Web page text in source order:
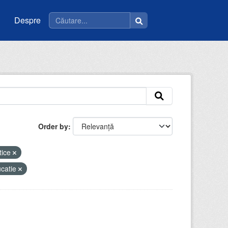
Despre
Order by